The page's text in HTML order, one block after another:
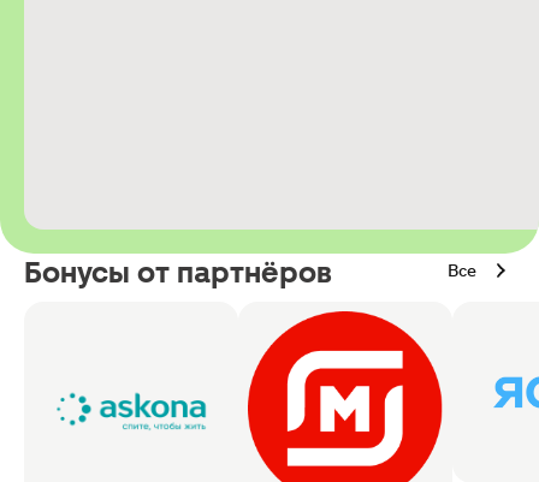
Бонусы от партнёров Все